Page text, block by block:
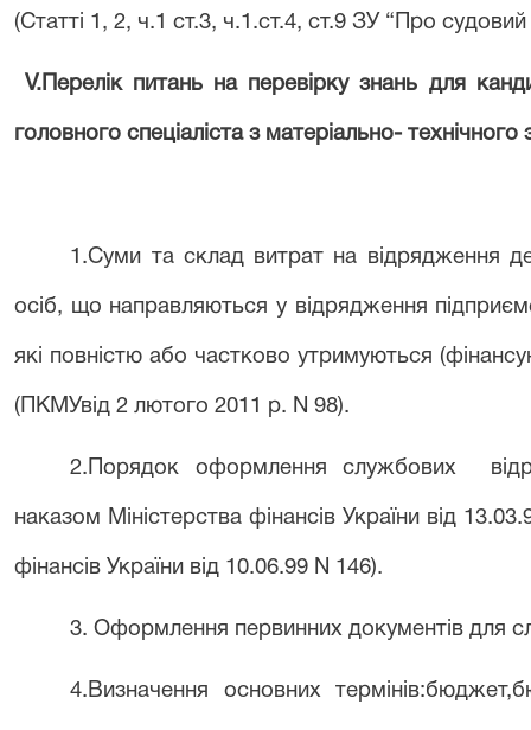
(Статті 1, 2, ч.1 ст.3, ч.1.ст.4, ст.9 ЗУ “ Про судовий
V. Перелік питань на перевірку знань для
головного спеціалістаз матеріально- технічного
1.Суми та склад витрат на відрядження
осіб, що направляються у відрядження
які повністю або частково утримуються
( ПКМУвід 2 лютого 2011 р. N 98).
2.Порядок оформлення службових
наказом Міністерства фінансів України від
фінансів України від 10.06.99 N 146).
3. Оформлення первинних документів для
4. Визначення основних термінів:бюджет,